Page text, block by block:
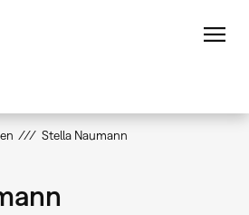
Stella Naumann